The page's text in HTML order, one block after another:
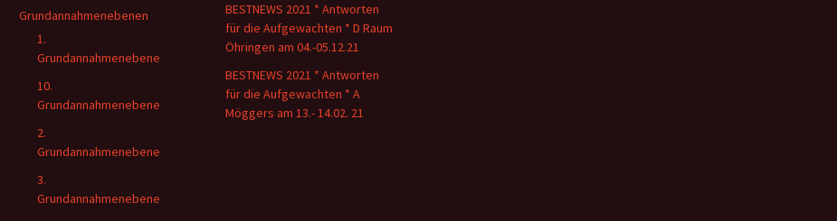
BESTNEWS 2021 * Antworten
für die Aufgewachten * D Raum
Öhringen am 04.-05.12.21
BESTNEWS 2021 * Antworten
für die Aufgewachten * A
Möggers am 13.- 14.02. 21
Grundannahmenebenen
1.
Grundannahmenebene
10.
Grundannahmenebene
2.
Grundannahmenebene
3.
Grundannahmenebene